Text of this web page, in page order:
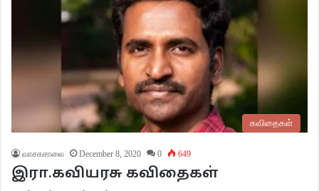
கவிதைகள்
வாசகசாலை December 8, 2020 0 649
இரா.கவியரசு கவிதைகள்